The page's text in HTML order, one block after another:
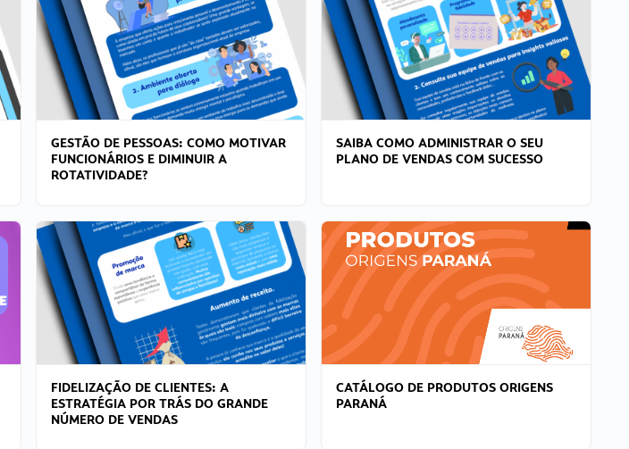
GESTÃO DE PESSOAS: COMO MOTIVAR
FUNCIONÁRIOS E DIMINUIR A
ROTATIVIDADE?
SAIBA COMO ADMINISTRAR O SEU
PLANO DE VENDAS COM SUCESSO
FIDELIZAÇÃO DE CLIENTES: A
ESTRATÉGIA POR TRÁS DO GRANDE
NÚMERO DE VENDAS
CATÁLOGO DE PRODUTOS ORIGENS
PARANÁ